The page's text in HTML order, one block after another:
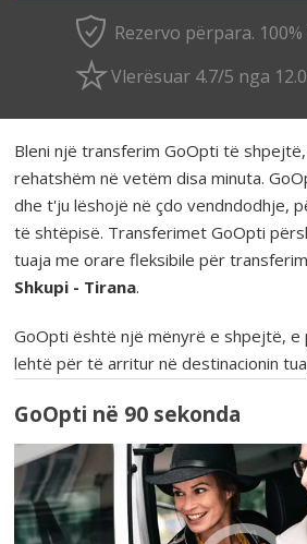
Rezervo përpara.
Vlerësuar 4.7/5 nga
Bleni një transferim GoOpti të
rehatshëm në vetëm disa minuta.
dhe t'ju lëshojë në çdo vendndodhje,
të shtëpisë. Transferimet GoOpti
tuaja me orare fleksibile për
Shkupi - Tirana.
GoOpti është një mënyrë e shpejtë, e
lehtë për të arritur në destinacionin
GoOpti në 90 sekonda